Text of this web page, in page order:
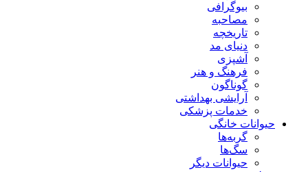
بیوگرافی
مصاحبه
تاریخچه
دنیای مد
آشپزی
فرهنگ و هنر
گوناگون
آرایشی بهداشتی
خدمات پزشکی
حیوانات خانگی
گربه‌ها
سگ‌ها
حیوانات دیگر